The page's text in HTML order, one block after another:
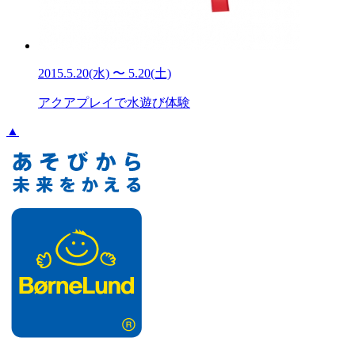
2015.5.20(水) 〜 5.20(土)
アクアプレイで水遊び体験
▲